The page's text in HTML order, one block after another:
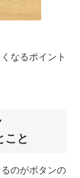
なるポイント
こと
のがボタンの